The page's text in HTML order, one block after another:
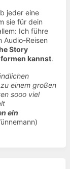
jeder eine
sie für dein
Ich führe
Reisen
Story
kannst.
einem großen
sooo viel
ein